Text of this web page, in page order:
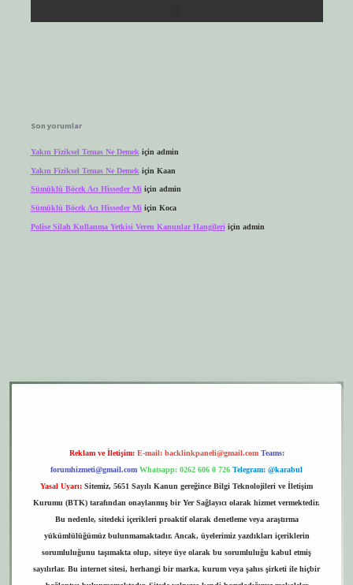
Son yorumlar
Yakın Fiziksel Temas Ne Demek için admin
Yakın Fiziksel Temas Ne Demek için Kaan
Sümüklü Böcek Acı Hisseder Miiçin admin
Sümüklü Böcek Acı Hisseder Mi için Koca
Polise Silah Kullanma Yetkisi Veren Kanunlar Hangileri için admin
Reklam ve İletişim: E-mail: backlinkpaneli@gmail.com Teams:
forumhizmeti@gmail.com Whatsapp: 0262 606 0 726 Telegram: @karabul
Yasal Uyarı: Sitemiz, 5651 Sayılı Kanun gereğince Bilgi Teknolojileri ve İletişim
Kurumu (BTK) tarafından onaylanmış bir Yer Sağlayıcı olarak hizmet vermektedir.
Bu nedenle, sitedeki içerikleri proaktif olarak denetleme veya araştırma
yükümlülüğümüz bulunmamaktadır. Ancak, üyelerimiz yazdıkları içeriklerin
sorumluluğunu taşımakta olup, siteye üye olarak bu sorumluluğu kabul etmiş
sayılırlar. Bu internet sitesi, herhangi bir marka, kurum veya şahıs şirketi ile hiçbir